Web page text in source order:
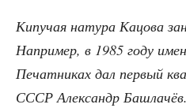
Кипу­чая нату­ра Кацо­ва
Напри­мер, в 1985 году
Печат­ни­ках дал пер­вый
СССР Алек­сандр Башлачёв.